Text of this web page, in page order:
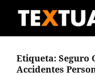
Etiqueta:Seguro
Accidentes